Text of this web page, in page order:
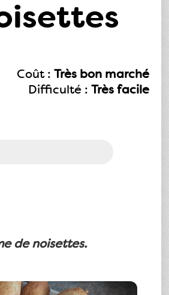
Coût : Très bon marché
Difficulté : Très facile
de noisettes.